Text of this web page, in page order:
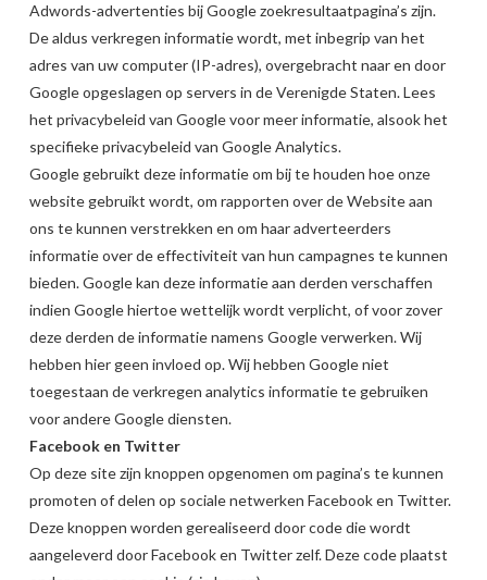
Adwords-advertenties bij Google zoekresultaatpagina’s zijn.
De aldus verkregen informatie wordt, met inbegrip van het
adres van uw computer (IP-adres), overgebracht naar en door
Google opgeslagen op servers in de Verenigde Staten. Lees
het privacybeleid van Google voor meer informatie, alsook het
specifieke privacybeleid van Google Analytics.
Google gebruikt deze informatie om bij te houden hoe onze
website gebruikt wordt, om rapporten over de Website aan
ons te kunnen verstrekken en om haar adverteerders
informatie over de effectiviteit van hun campagnes te kunnen
bieden. Google kan deze informatie aan derden verschaffen
indien Google hiertoe wettelijk wordt verplicht, of voor zover
deze derden de informatie namens Google verwerken. Wij
hebben hier geen invloed op. Wij hebben Google niet
toegestaan de verkregen analytics informatie te gebruiken
voor andere Google diensten.
Facebook en Twitter
Op deze site zijn knoppen opgenomen om pagina’s te kunnen
promoten of delen op sociale netwerken Facebook en Twitter.
Deze knoppen worden gerealiseerd door code die wordt
aangeleverd door Facebook en Twitter zelf. Deze code plaatst